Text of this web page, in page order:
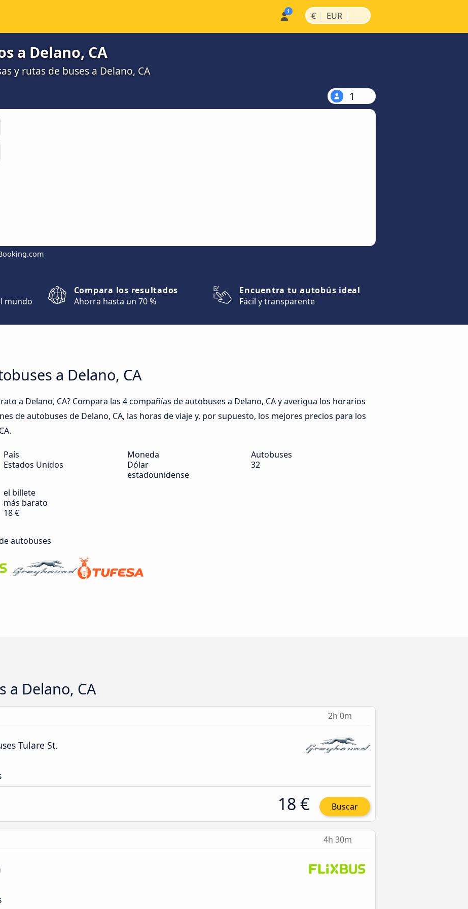
€ | EUR |
a Delano, CA
y rutas de buses a Delano, CA
1
mundo
Compara los resultados
Ahorra hasta un 70 %
Encuentra tu autobús ideal
Fácil y transparente
a Delano, CA
a Delano, CA? Compara las 4 compañías de autobuses a Delano, CA y averigua los horarios
de autobuses de Delano, CA, las horas de viaje y, por supuesto, los mejores precios para los
País
Estados Unidos
Moneda
Dólar
estadounidense
Autobuses
32
el billete
más barato
18 €
autobuses
a Delano, CA
2h 0m
Tulare St.
18 € Buscar
4h 30m